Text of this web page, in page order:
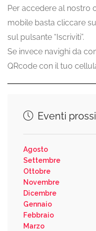
Per accedere al nostro
mobile basta cliccare
sul pulsante “Iscriviti”.
Se invece navighi da
QRcode con il tuo
Eventi
Agosto
Settembre
Ottobre
Novembre
Dicembre
Gennaio
Febbraio
Marzo